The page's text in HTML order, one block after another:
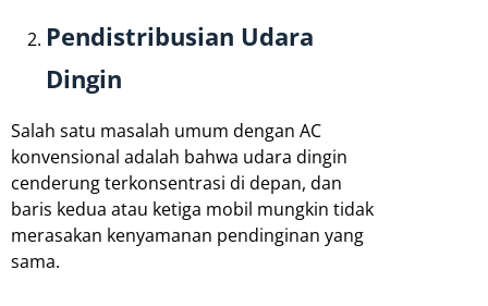
Pendistribusian Udara
Dingin
Salah satu masalah umum dengan AC
konvensional adalah bahwa udara dingin
cenderung terkonsentrasi di depan, dan
baris kedua atau ketiga mobil mungkin tidak
merasakan kenyamanan pendinginan yang
sama.